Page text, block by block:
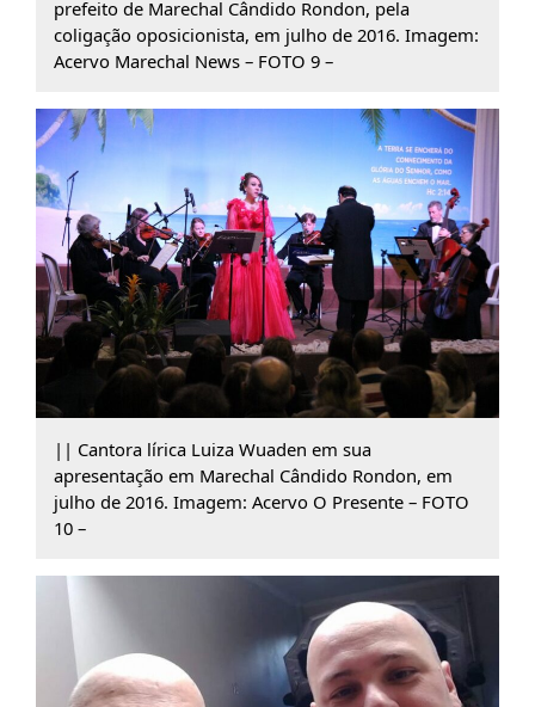
prefeito de Marechal Cândido Rondon, pela
coligação oposicionista, em julho de 2016. Imagem:
Acervo Marechal News – FOTO 9 –
|| Cantora lírica Luiza Wuaden em sua
apresentação em Marechal Cândido Rondon, em
julho de 2016. Imagem: Acervo O Presente – FOTO
10 –